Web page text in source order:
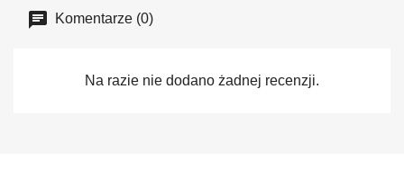
Komentarze (0)
Na razie nie dodano żadnej recenzji.